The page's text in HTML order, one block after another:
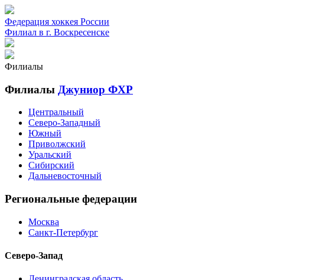
Федерация хоккея России
Филиал в г. Воскресенске
Филиалы
Филиалы Джуниор ФХР
Центральный
Северо-Западный
Южный
Приволжский
Уральский
Сибирский
Дальневосточный
Региональные федерации
Москва
Санкт-Петербург
Северо-Запад